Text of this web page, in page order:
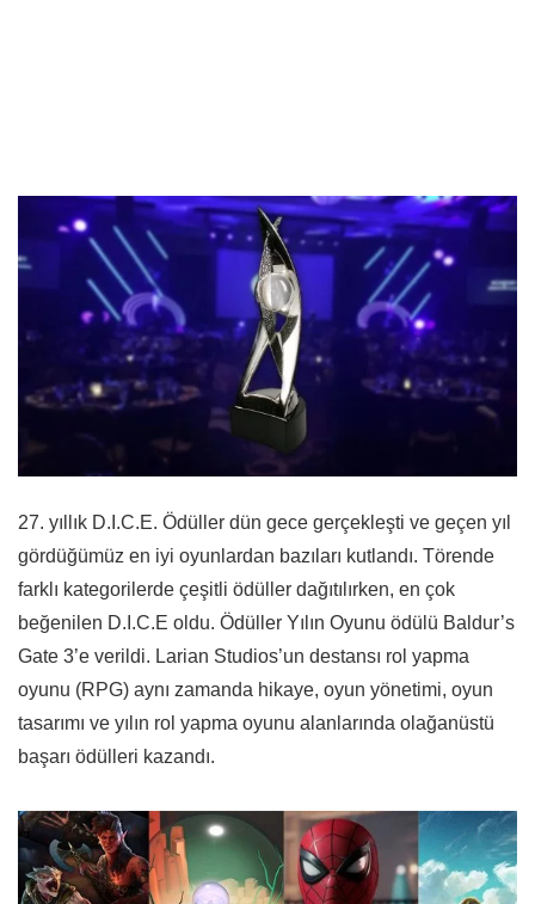
27. yıllık D.I.C.E. Ödüller dün gece gerçekleşti ve geçen yıl
gördüğümüz en iyi oyunlardan bazıları kutlandı. Törende
farklı kategorilerde çeşitli ödüller dağıtılırken, en çok
beğenilen D.I.C.E oldu. Ödüller Yılın Oyunu ödülü Baldur’s
Gate 3’e verildi. Larian Studios’un destansı rol yapma
oyunu (RPG) aynı zamanda hikaye, oyun yönetimi, oyun
tasarımı ve yılın rol yapma oyunu alanlarında olağanüstü
başarı ödülleri kazandı.